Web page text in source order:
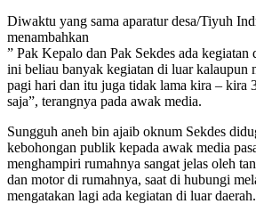
Diwaktu yang sama aparatur desa/Tiyuh
menambahkan
” Pak Kepalo dan Pak Sekdes ada
ini beliau banyak kegiatan di luar kalaupun
pagi hari dan itu juga tidak lama kira – kira
saja”, terangnya pada awak media.
Sungguh aneh bin ajaib oknum Sekdes
kebohongan publik kepada awak media
menghampiri rumahnya sangat jelas oleh
dan motor di rumahnya, saat di hubungi
mengatakan lagi ada kegiatan di luar daerah.